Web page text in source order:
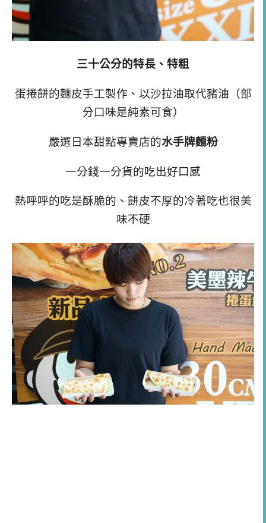
三十公分的特長、特粗
蛋捲餅的麵皮手工製作、以沙拉油取代豬油（部
分口味是純素可食）
嚴選日本甜點專賣店的水手牌麵粉
一分錢一分貨的吃出好口感
熱呼呼的吃是酥脆的、餅皮不厚的冷著吃也很美
味不硬